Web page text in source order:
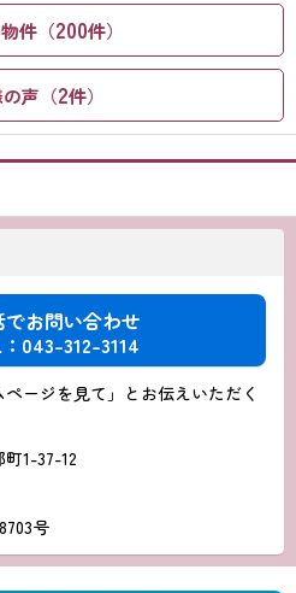
件（200件）
声（2件）
でお問い合わせ
043-312-3114
ージを見て」とお伝えいただく
1-37-12
号